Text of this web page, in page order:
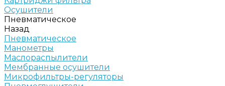
Осушители
Пневматическое
Назад
Пневматическое
Манометры
Маслораспылители
Мембранные осушители
Микрофильтры-регуляторы